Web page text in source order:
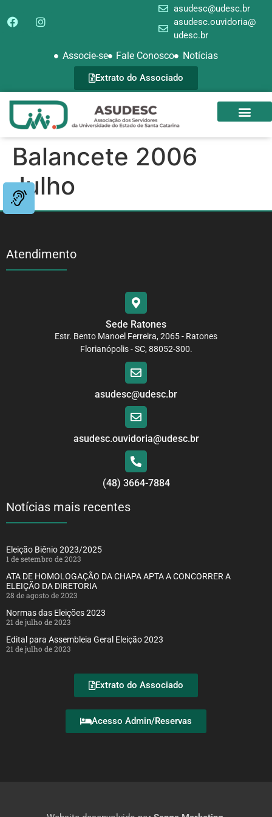
asudesc@udesc.br
asudesc.ouvidoria@
udesc.br
Associe-se Fale Conosco Notícias
Extrato do Associado
Balancete 2006
Julho
Atendimento
Sede Ratones
Estr. Bento Manoel Ferreira, 2065 - Ratones
Florianópolis - SC, 88052-300.
asudesc@udesc.br
asudesc.ouvidoria@udesc.br
(48) 3664-7884
Notícias mais recentes
Eleição Biênio 2023/2025
1 de setembro de 2023
ATA DE HOMOLOGAÇÃO DA CHAPA APTA A CONCORRER A
ELEIÇÃO DA DIRETORIA
28 de agosto de 2023
Normas das Eleições 2023
21 de julho de 2023
Edital para Assembleia Geral Eleição 2023
21 de julho de 2023
Extrato do Associado
Acesso Admin/Reservas